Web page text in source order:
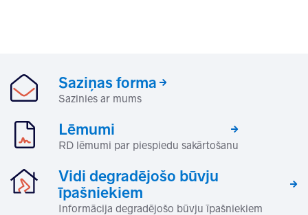
Saziņas forma
Sazinies ar mums
Lēmumi
RD lēmumi par piespiedu sakārtošanu
Vidi degradējošo būvju
īpašniekiem
Informācija degradējošo būvju īpašniekiem